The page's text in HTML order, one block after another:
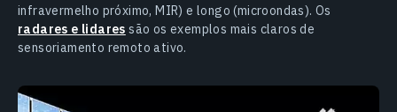
infravermelho próximo, MIR) e longo (microondas). Os
radares e lidares são os exemplos mais claros de
sensoriamento remoto ativo.